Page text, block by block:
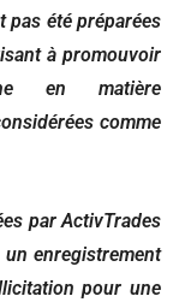
pas été préparées
à promouvoir
en matière
comme
par ActivTrades
enregistrement
pour une